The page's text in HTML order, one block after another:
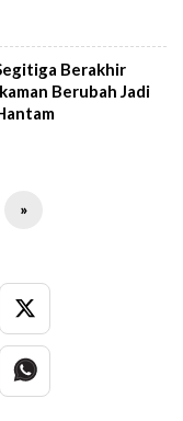
Berakhir
Berubah Jadi
»